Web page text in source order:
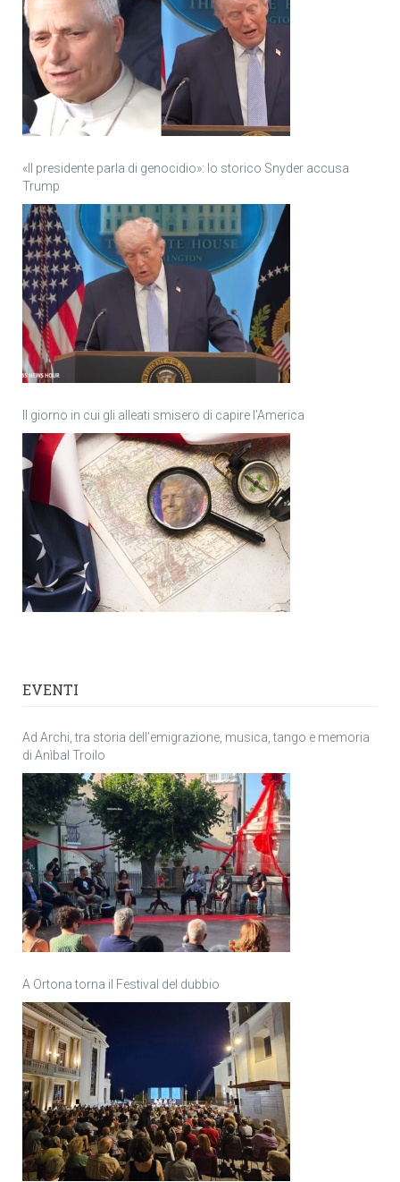
«Il presidente parla di genocidio»: lo storico Snyder accusa
Trump
Il giorno in cui gli alleati smisero di capire l’America
EVENTI
Ad Archi, tra storia dell’emigrazione, musica, tango e memoria
di Anìbal Troilo
A Ortona torna il Festival del dubbio